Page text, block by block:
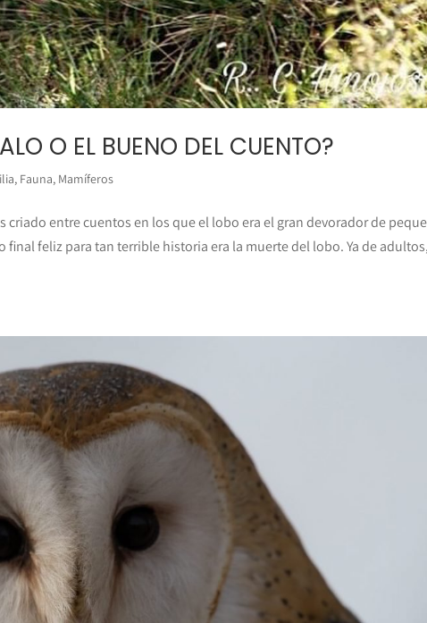
O EL BUENO DEL CUENTO?
, Fauna, Mamíferos
criado entre cuentos en los que el lobo era el gran devorador de
feliz para tan terrible historia era la muerte del lobo. Ya de